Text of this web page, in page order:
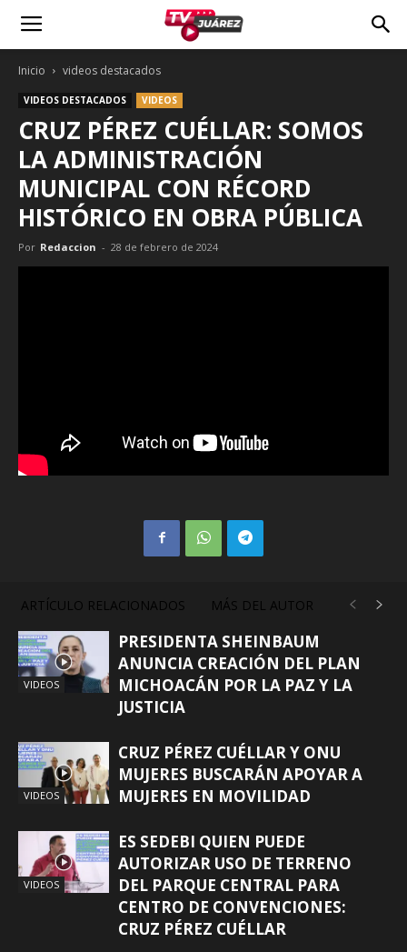
Inicio videos destacados
VIDEOS DESTACADOS VIDEOS
CRUZ PÉREZ CUÉLLAR: SOMOS
LA ADMINISTRACIÓN
MUNICIPAL CON RÉCORD
HISTÓRICO EN OBRA PÚBLICA
Por Redaccion - 28 de febrero de 2024
ARTÍCULO RELACIONADOS MÁS DEL AUTOR
VIDEOS
PRESIDENTA SHEINBAUM
ANUNCIA CREACIÓN DEL PLAN
MICHOACÁN POR LA PAZ Y LA
JUSTICIA
VIDEOS
CRUZ PÉREZ CUÉLLAR Y ONU
MUJERES BUSCARÁN APOYAR A
MUJERES EN MOVILIDAD
VIDEOS
ES SEDEBI QUIEN PUEDE
AUTORIZAR USO DE TERRENO
DEL PARQUE CENTRAL PARA
CENTRO DE CONVENCIONES:
CRUZ PÉREZ CUÉLLAR